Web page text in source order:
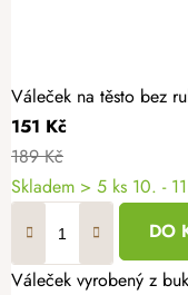
Váleček na těsto bez
151 Kč
189 Kč
Skladem > 5 ks 10. -
DO
Váleček vyrobený z